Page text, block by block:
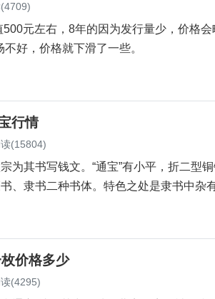
元左右，8年的因为发行量少，价格会
好，价格就下滑了一些。
行情
(15804)
为其书写钱文。“通宝”有小平，折二型
、隶书二种书体。特色之处是隶书中杂
价格多少
(4295)